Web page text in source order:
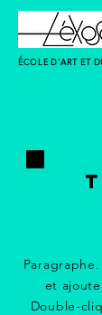
ÉCOLE D'ART ET
et
Double-